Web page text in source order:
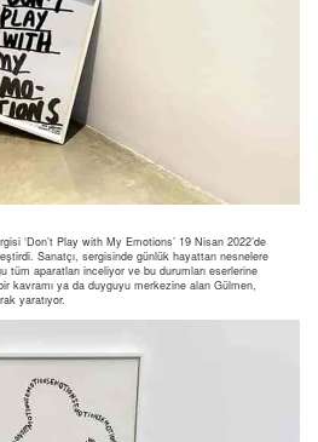
‘Don’t Play with My Emotions’ 19 Nisan 2022’de
Sanatçı, sergisinde günlük hayattan nesnelere
tüm aparatları inceliyor ve bu durumları eserlerine
kavramı ya da duyguyu merkezine alan Gülmen,
yaratıyor.